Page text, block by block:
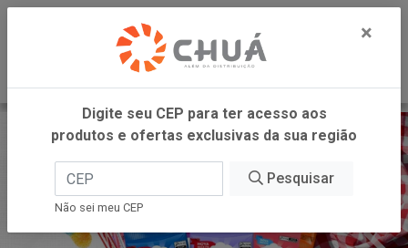
×
Digite seu CEP para ter acesso aos
produtos e ofertas exclusivas da sua região
Pesquisar
Não sei meu CEP